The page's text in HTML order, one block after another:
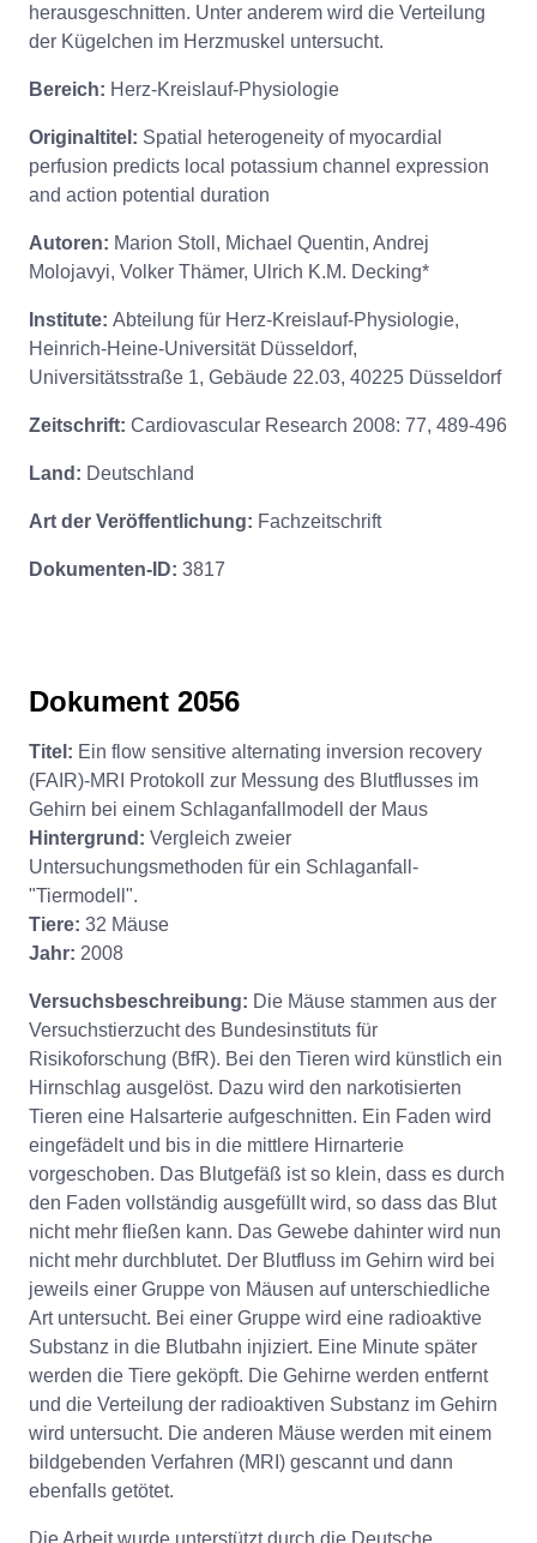
herausgeschnitten. Unter anderem wird die Verteilung
der Kügelchen im Herzmuskel untersucht.
Bereich: Herz-Kreislauf-Physiologie
Originaltitel: Spatial heterogeneity of myocardial
perfusion predicts local potassium channel expression
and action potential duration
Autoren: Marion Stoll, Michael Quentin, Andrej
Molojavyi, Volker Thämer, Ulrich K.M. Decking*
Institute: Abteilung für Herz-Kreislauf-Physiologie,
Heinrich-Heine-Universität Düsseldorf,
Universitätsstraße 1, Gebäude 22.03, 40225 Düsseldorf
Zeitschrift: Cardiovascular Research 2008: 77, 489-496
Land: Deutschland
Art der Veröffentlichung: Fachzeitschrift
Dokumenten-ID: 3817
Dokument 2056
Titel: Ein flow sensitive alternating inversion recovery
(FAIR)-MRI Protokoll zur Messung des Blutflusses im
Gehirn bei einem Schlaganfallmodell der Maus
Hintergrund: Vergleich zweier
Untersuchungsmethoden für ein Schlaganfall-
"Tiermodell".
Tiere: 32 Mäuse
Jahr: 2008
Versuchsbeschreibung: Die Mäuse stammen aus der
Versuchstierzucht des Bundesinstituts für
Risikoforschung (BfR). Bei den Tieren wird künstlich ein
Hirnschlag ausgelöst. Dazu wird den narkotisierten
Tieren eine Halsarterie aufgeschnitten. Ein Faden wird
eingefädelt und bis in die mittlere Hirnarterie
vorgeschoben. Das Blutgefäß ist so klein, dass es durch
den Faden vollständig ausgefüllt wird, so dass das Blut
nicht mehr fließen kann. Das Gewebe dahinter wird nun
nicht mehr durchblutet. Der Blutfluss im Gehirn wird bei
jeweils einer Gruppe von Mäusen auf unterschiedliche
Art untersucht. Bei einer Gruppe wird eine radioaktive
Substanz in die Blutbahn injiziert. Eine Minute später
werden die Tiere geköpft. Die Gehirne werden entfernt
und die Verteilung der radioaktiven Substanz im Gehirn
wird untersucht. Die anderen Mäuse werden mit einem
bildgebenden Verfahren (MRI) gescannt und dann
ebenfalls getötet.
Die Arbeit wurde unterstützt durch die Deutsche